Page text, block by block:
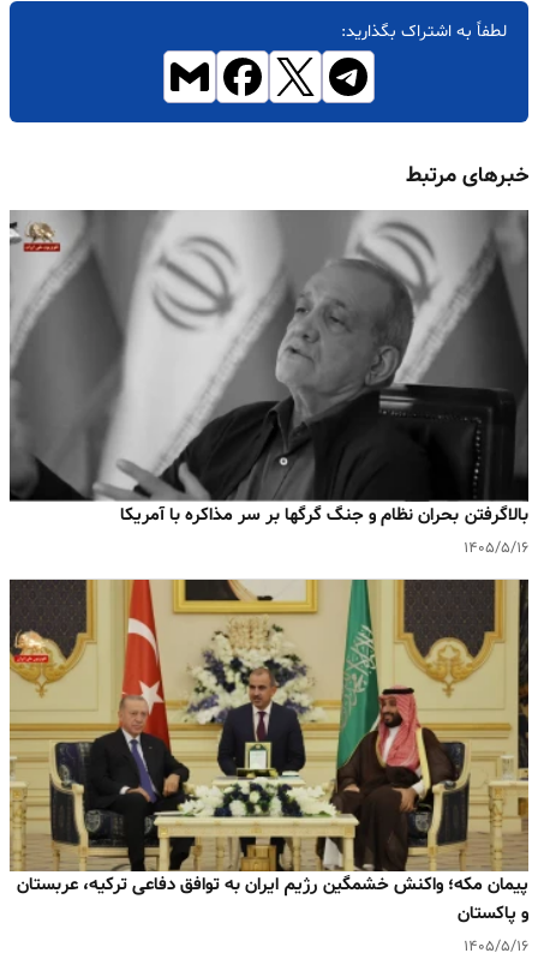
لطفاً به اشتراک بگذارید:
خبرهای مرتبط
بالا‌گرفتن بحران نظام و جنگ گرگها بر سر مذاکره با آمریکا
۱۴۰۵/۵/۱۶
پیمان مکه؛ واکنش خشمگین رژیم ایران به توافق دفاعی ترکیه، عربستان
و پاکستان
۱۴۰۵/۵/۱۶